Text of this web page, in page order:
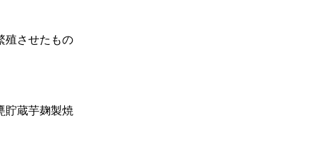
殖させたもの
貯蔵芋麹製焼